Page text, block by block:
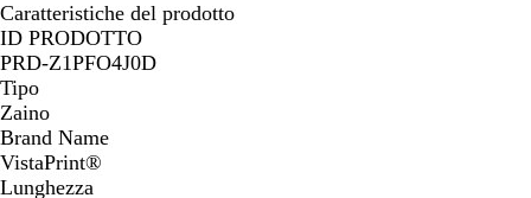
Caratteristiche del prodotto
ID PRODOTTO
PRD-Z1PFO4J0D
Tipo
Zaino
Brand Name
VistaPrint®
Lunghezza